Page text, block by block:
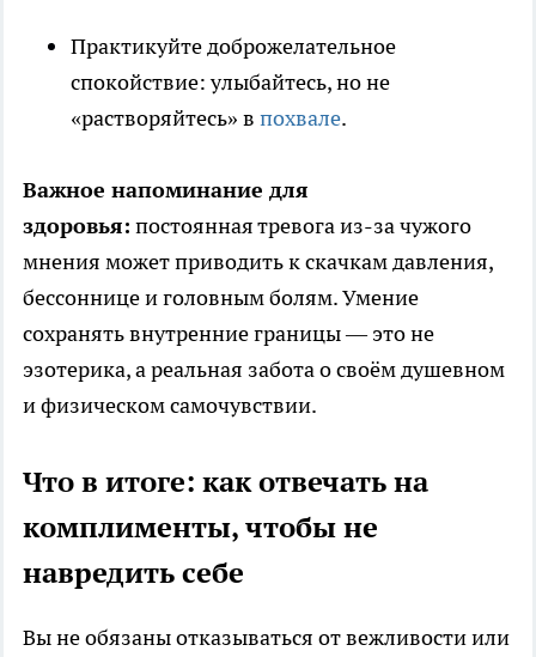
Практикуйте доброжелательное
спокойствие: улыбайтесь, но не
«растворяйтесь» в похвале.
Важное напоминание для
здоровья: постоянная тревога из-за чужого
мнения может приводить к скачкам давления,
бессоннице и головным болям. Умение
сохранять внутренние границы — это не
эзотерика, а реальная забота о своём душевном
и физическом самочувствии.
Что в итоге: как отвечать на
комплименты, чтобы не
навредить себе
Вы не обязаны отказываться от вежливости или